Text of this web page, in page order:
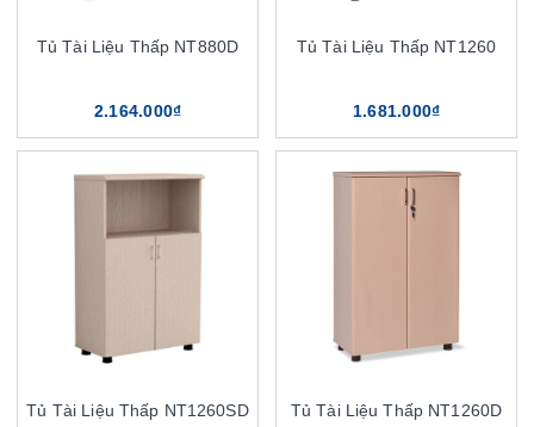
Tủ Tài Liệu Thấp NT880D
2.164.000₫
Tủ Tài Liệu Thấp NT1260
1.681.000₫
Tủ Tài Liệu Thấp NT1260SD Tủ Tài Liệu Thấp NT1260D